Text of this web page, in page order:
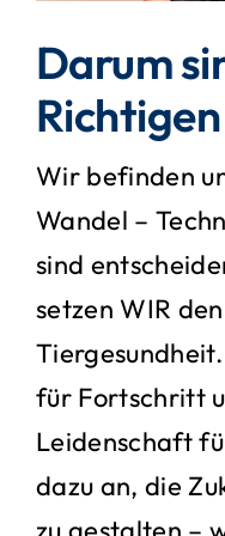
Darum
Wir befinden
Wandel –
sind
setzen WIR
für Fortschritt
Leidenschaft
dazu an, die